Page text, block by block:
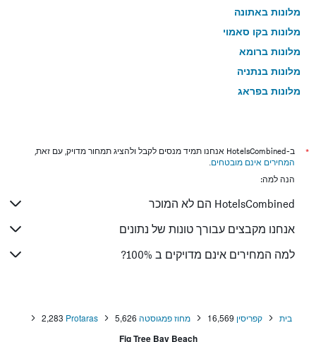
מלונות באתונה
מלונות בקו סאמוי
מלונות ברומא
מלונות בנתניה
מלונות בפראג
מלונות בניו יורק
מלונות בבנגקוק
מלונות בבוקרשט
מלונות בפאטונג
מלונות בפריז
*
ב-HotelsCombined אנחנו תמיד מנסים לקבל ולהציג תמחור מדויק, עם זאת,
המחירים אינם מובטחים.
הנה למה:
HotelsCombined הם לא המוכר
אנחנו מקבצים עבורך טונות של נתונים
למה המחירים אינם מדויקים ב 100%?
בית קפריסין 16,569 מחוז פמגוסטה 5,626
Protaras
2,283
Fig Tree Bay Beach